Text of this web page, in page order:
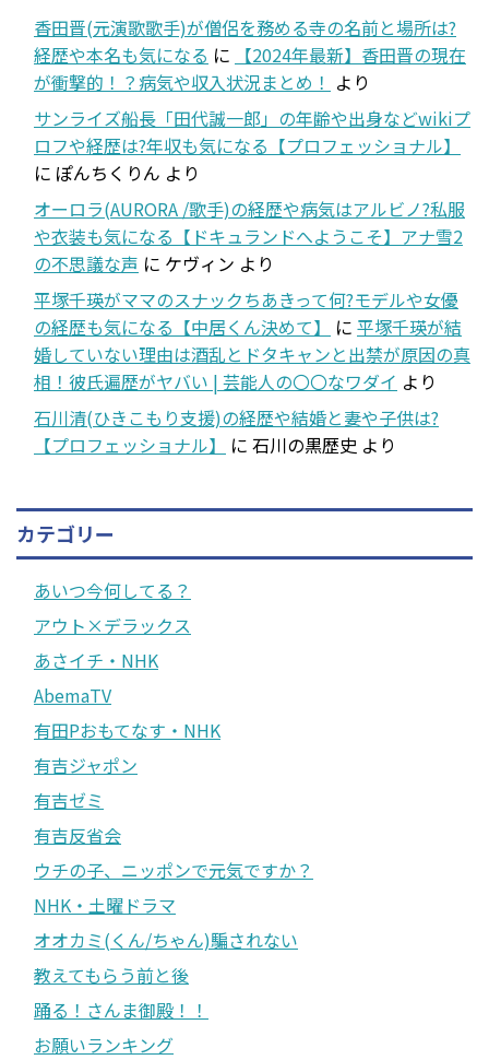
香田晋(元演歌歌手)が僧侶を務める寺の名前と場所は?
経歴や本名も気になる に
【2024年最新】香田晋の現在
が衝撃的！？病気や収入状況まとめ！ より
サンライズ船長「田代誠一郎」の年齢や出身などwikiプ
ロフや経歴は?年収も気になる【プロフェッショナル】
に ぽんちくりん より
オーロラ(AURORA /歌手)の経歴や病気はアルビノ?私服
や衣装も気になる【ドキュランドへようこそ】アナ雪2
の不思議な声 に ケヴィン より
平塚千瑛がママのスナックちあきって何?モデルや女優
の経歴も気になる【中居くん決めて】
に 平塚千瑛が結
婚していない理由は酒乱とドタキャンと出禁が原因の真
相！彼氏遍歴がヤバい | 芸能人の〇〇なワダイ より
石川清(ひきこもり支援)の経歴や結婚と妻や子供は?
【プロフェッショナル】
に 石川の黒歴史 より
カテゴリー
あいつ今何してる？
アウト×デラックス
あさイチ・NHK
AbemaTV
有田Pおもてなす・NHK
有吉ジャポン
有吉ゼミ
有吉反省会
ウチの子、ニッポンで元気ですか？
NHK・土曜ドラマ
オオカミ(くん/ちゃん)騙されない
教えてもらう前と後
踊る！さんま御殿！！
お願いランキング